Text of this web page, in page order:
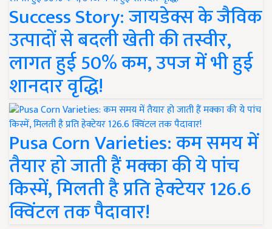
Success Story: जायडेक्स के जैविक
उत्पादों से बदली खेती की तस्वीर,
लागत हुई 50% कम, उपज में भी हुई
शानदार वृद्धि!
Pusa Corn Varieties: कम समय में
तैयार हो जाती हैं मक्का की ये पांच
किस्में, मिलती है प्रति हेक्टेयर 126.6
क्विंटल तक पैदावार!